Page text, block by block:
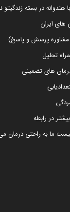
هندوانه در بسته زندگیتو
های ایران
مشاوره پرسش و پاسخ)
تحلیل
های تضمینی
در رابطه
ما به راحتی درمان